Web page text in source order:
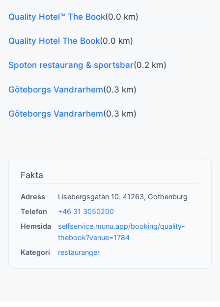
Quality Hotel™ The Book(0.0 km)
Quality Hotel The Book(0.0 km)
Spoton restaurang & sportsbar(0.2 km)
Göteborgs Vandrarhem(0.3 km)
Göteborgs Vandrarhem(0.3 km)
Fakta
Adress
Lisebergsgatan 10. 41263, Gothenburg
Telefon
+46 31 3050200
Hemsida
selfservice.munu.app/booking/quality-
thebook?venue=1784
Kategori
restauranger